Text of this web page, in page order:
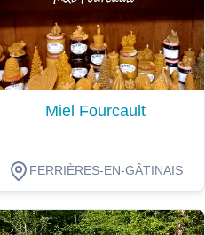
Miel Fourcault
FERRIÈRES-EN-GÂTINAIS